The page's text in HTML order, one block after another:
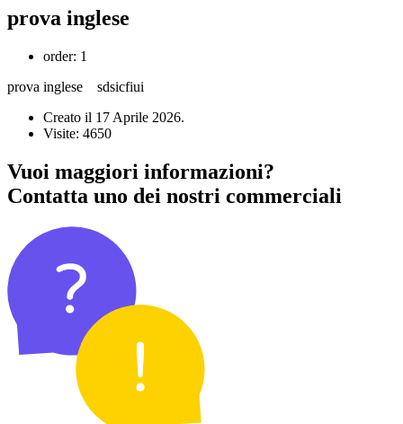
prova inglese
order: 1
prova inglese sdsicfiui
Creato il 17 Aprile 2026.
Visite: 4650
Vuoi maggiori informazioni?
Contatta uno dei nostri commerciali